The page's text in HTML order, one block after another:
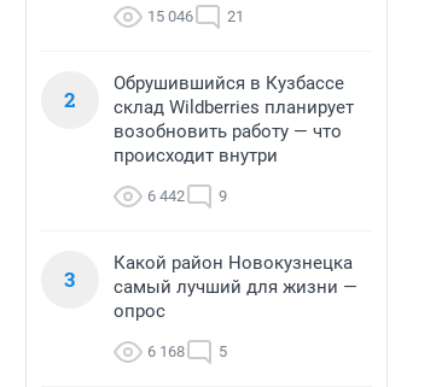
15 046 21
2
Обрушившийся в Кузбассе
склад Wildberries планирует
возобновить работу — что
происходит внутри
6 442 9
3
Какой район Новокузнецка
самый лучший для жизни —
опрос
6 168 5